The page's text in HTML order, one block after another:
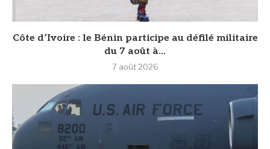
Côte d’Ivoire : le Bénin participe au défilé militaire
du 7 août à...
7 août 2026